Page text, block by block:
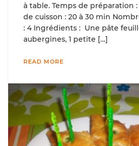
à table. Temps de préparation :
de cuisson : 20 à 30 min
: 4 Ingrédients : Une pâte
aubergines, 1 petite […]
READ MORE